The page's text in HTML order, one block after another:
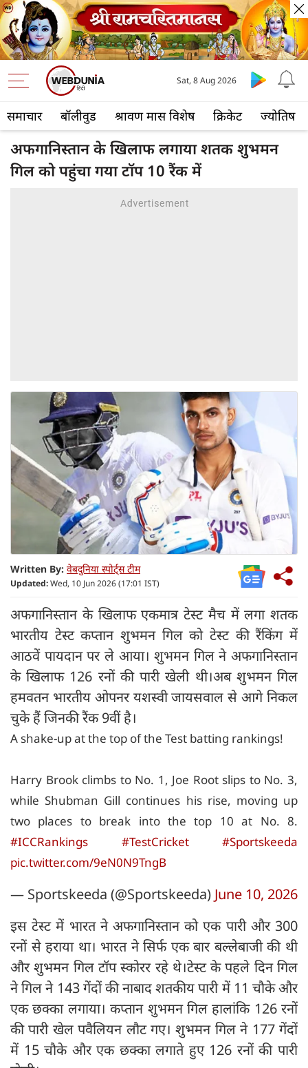
समाचार बॉलीवुड श्रावण मास विशेष क्रिकेट ज्योतिष
Sat, 8 Aug 2026
अफगानिस्तान के खिलाफ लगाया शतक शुभमन
गिल को पहुंचा गया टॉप 10 रैंक में
Written By: वेबदुनिया स्पोर्ट्स टीम
Updated:Wed, 10 Jun 2026 (17:01 IST)
अफगानिस्तान के खिलाफ एकमात्र टेस्ट मैच में लगा शतक
भारतीय टेस्ट कप्तान शुभमन गिल को टेस्ट की रैंकिंग में
आठवें पायदान पर ले आया। शुभमन गिल ने अफगानिस्तान
के खिलाफ 126 रनों की पारी खेली थी।अब शुभमन गिल
हमवतन भारतीय ओपनर यशस्वी जायसवाल से आगे निकल
चुके हैं जिनकी रैंक 9वीं है।
A shake-up at the top of the Test batting rankings!
Harry Brook climbs to No. 1, Joe Root slips to No. 3,
while Shubman Gill continues his rise, moving up
two places to break into the top 10 at No. 8.
#ICCRankings
#TestCricket
#Sportskeeda
pic.twitter.com/9eN0N9TngB
— Sportskeeda (@Sportskeeda) June 10, 2026
इस टेस्ट में भारत ने अफगानिस्तान को एक पारी और 300
रनों से हराया था। भारत ने सिर्फ एक बार बल्लेबाजी की थी
और शुभमन गिल टॉप स्कोरर रहे थे।टेस्ट के पहले दिन गिल
ने गिल ने 143 गेंदों की नाबाद शतकीय पारी में 11 चौके और
एक छक्का लगाया। कप्तान शुभमन गिल हालांकि 126 रनों
की पारी खेल पवैलियन लौट गए। शुभमन गिल ने 177 गेंदों
में 15 चौके और एक छक्का लगाते हुए 126 रनों की पारी